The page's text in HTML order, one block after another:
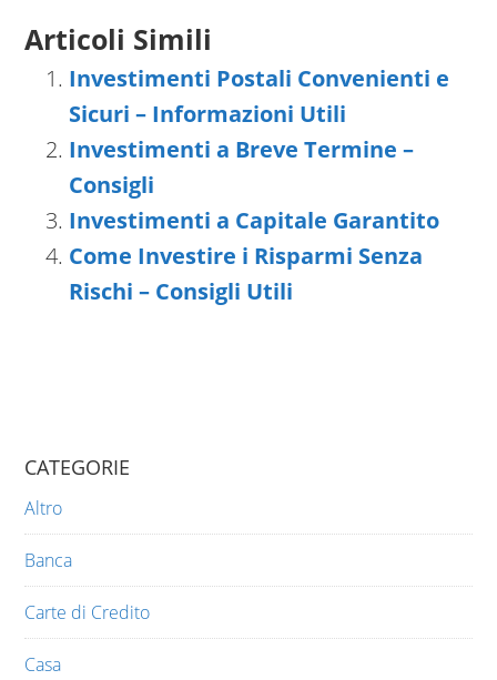
Articoli Simili
Investimenti Postali Convenienti e
Sicuri – Informazioni Utili
Investimenti a Breve Termine –
Consigli
Investimenti a Capitale Garantito
Come Investire i Risparmi Senza
Rischi – Consigli Utili
CATEGORIE
Altro
Banca
Carte di Credito
Casa